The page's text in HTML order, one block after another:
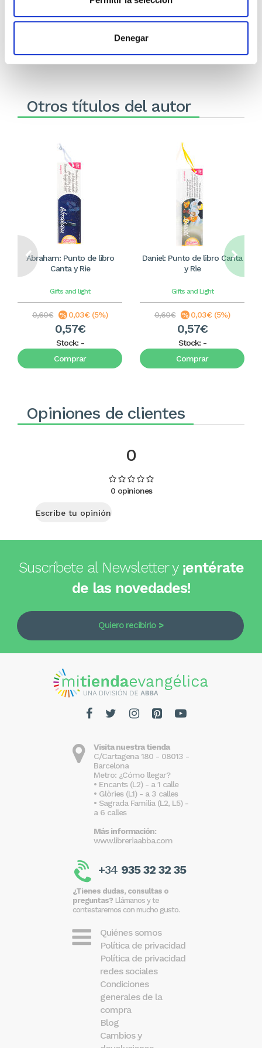
Denegar
1,18€ 1,18€
Otros títulos del autor
Abraham: Punto de libro
Canta y Rie
Gifts and light
0,60€ 0,03€ (5%)
0,57€
Stock: -
Comprar
Daniel: Punto de libro Canta
y Rie
Gifts and Light
0,60€ 0,03€ (5%)
0,57€
Stock: -
Comprar
Opiniones de clientes
0
0 opiniones
Escribe tu opinión
Suscríbete al Newsletter y ¡entérate
de las novedades!
Quiero recibirlo
Visita nuestra tienda
C/Cartagena 180 - 08013 -
Barcelona
Metro: ¿Cómo llegar?
• Encants (L2) - a 1 calle
• Glòries (L1) - a 3 calles
• Sagrada Familia (L2, L5) -
a 6 calles
Más información:
www.libreriaabba.com
+34 935 32 32 35
¿Tienes dudas, consultas o
preguntas? Llámanos y te
contestaremos con mucho gusto.
Quiénes somos
Política de privacidad
Política de privacidad
redes sociales
Condiciones
generales de la
compra
Blog
Cambios y